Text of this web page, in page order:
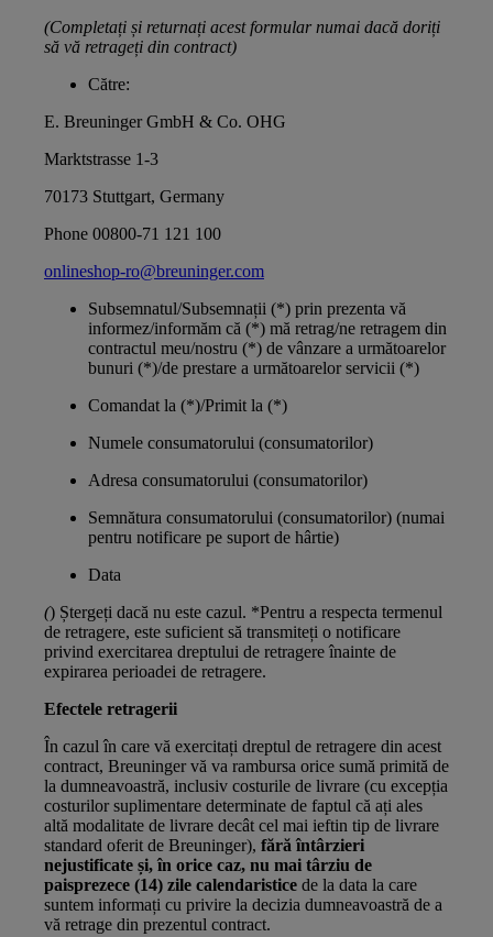
(Completați și returnați acest formular numai dacă doriți
să vă retrageți din contract)
Către:
E. Breuninger GmbH & Co. OHG
Marktstrasse 1-3
70173 Stuttgart, Germany
Phone 00800-71 121 100
onlineshop-ro@breuninger.com
Subsemnatul/Subsemnații (*) prin prezenta vă
informez/informăm că (*) mă retrag/ne retragem din
contractul meu/nostru (*) de vânzare a următoarelor
bunuri (*)/de prestare a următoarelor servicii (*)
Comandat la (*)/Primit la (*)
Numele consumatorului (consumatorilor)
Adresa consumatorului (consumatorilor)
Semnătura consumatorului (consumatorilor) (numai
pentru notificare pe suport de hârtie)
Data
() Ștergeți dacă nu este cazul. *Pentru a respecta termenul
de retragere, este suficient să transmiteți o notificare
privind exercitarea dreptului de retragere înainte de
expirarea perioadei de retragere.
Efectele retragerii
În cazul în care vă exercitați dreptul de retragere din acest
contract, Breuninger vă va rambursa orice sumă primită de
la dumneavoastră, inclusiv costurile de livrare (cu excepția
costurilor suplimentare determinate de faptul că ați ales
altă modalitate de livrare decât cel mai ieftin tip de livrare
standard oferit de Breuninger), fără întârzieri
nejustificate și, în orice caz, nu mai târziu de
paisprezece (14) zile calendaristice de la data la care
suntem informați cu privire la decizia dumneavoastră de a
vă retrage din prezentul contract.